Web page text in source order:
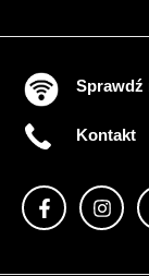
Sprawdź
Kontakt